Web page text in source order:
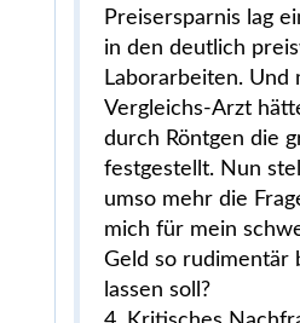
Preisersparnis lag
in den deutlich
Laborarbeiten. Und
Vergleichs-Arzt
durch Röntgen die
festgestellt. Nun
umso mehr die
mich für mein
Geld so rudimentär
lassen soll?